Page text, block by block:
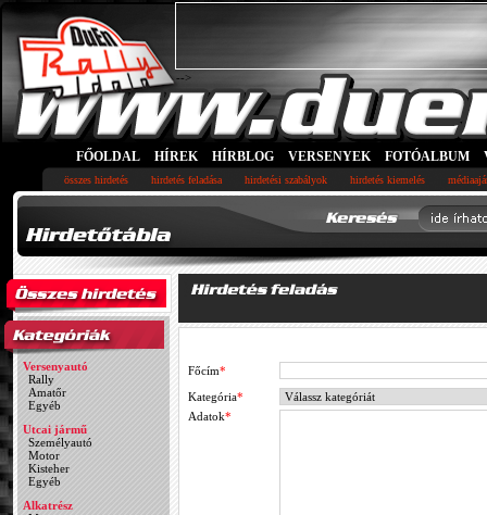
-->
FŐOLDAL HÍREK HÍRBLOG VERSENYEK FOTÓALBUM
összes hirdetés hirdetés feladása hirdetési szabályok hirdetés kiemelés
Versenyautó
Rally
Amatőr
Egyéb
Utcai jármű
Személyautó
Motor
Kisteher
Egyéb
Alkatrész
Főcím*
Kategória*
Adatok*